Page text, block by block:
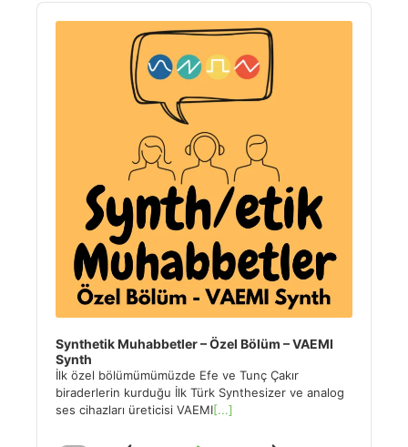
Audio
Player
Synthetik Muhabbetler – Özel Bölüm – VAEMI
Synth
İlk özel bölümümümüzde Efe ve Tunç Çakır
biraderlerin kurduğu İlk Türk Synthesizer ve analog
ses cihazları üreticisi VAEMI[...]